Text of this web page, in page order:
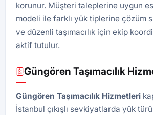
korunur. Müşteri taleplerine uygun
modeli ile farklı yük tiplerine çözüm
ve düzenli taşımacılık için ekip
aktif tutulur.
Güngören Taşımacılık
Güngören Taşımacılık Hizmetleri
İstanbul çıkışlı sevkiyatlarda yük